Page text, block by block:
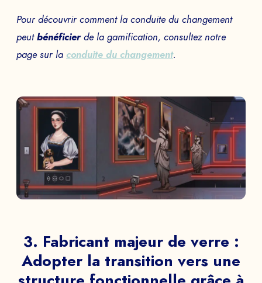
Pour découvrir comment la conduite du changement
peutbénéficierde la gamification, consultez notre
page sur la conduite du changement.
3. Fabricant majeur de verre :
Adopter la transition vers une